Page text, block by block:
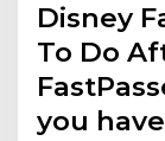
Disney
To Do
you